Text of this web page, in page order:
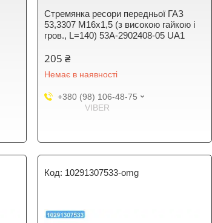
Стремянка ресори передньої ГАЗ
53,3307 М16х1,5 (з високою гайкою і
гров., L=140) 53А-2902408-05 UA1
205 ₴
Немає в наявності
+380 (98) 106-48-75
VIBER
10291307533-omg